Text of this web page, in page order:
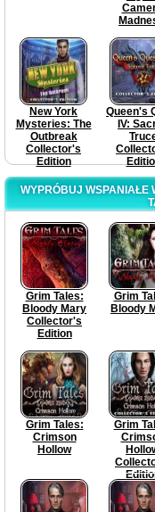
New York
Mysteries: The
Outbreak
Collector's
Edition
Queen's
IV:
WYPRÓBUJ WSPANIAŁE
Grim Tales:
Bloody Mary
Collector's
Edition
Grim
Bloody
Grim Tales:
Crimson
Hollow
Grim